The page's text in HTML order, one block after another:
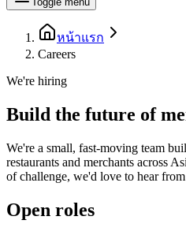
หน้าแรก
Careers
We're hiring
Build the future of
We're a small, fast-moving team
restaurants and merchants across
of challenge, we'd love to hear
Open roles